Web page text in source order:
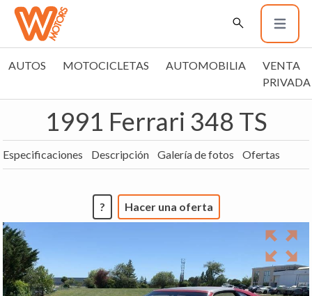
AUTOS MOTOCICLETAS AUTOMOBILIA
VENTA
PRIVADA
1991 Ferrari 348 TS
Especificaciones Descripción Galería de fotos Ofertas
? Hacer una oferta